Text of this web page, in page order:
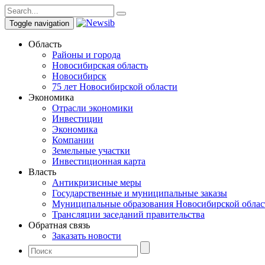
Toggle navigation
Область
Районы и города
Новосибирская область
Новосибирск
75 лет Новосибирской области
Экономика
Отрасли экономики
Инвестиции
Экономика
Компании
Земельные участки
Инвестиционная карта
Власть
Антикризисные меры
Государственные и муниципальные заказы
Муниципальные образования Новосибирской
Трансляции заседаний правительства
Обратная связь
Заказать новости